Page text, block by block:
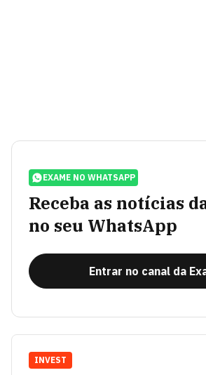
EXAME NO WHATSAPP
Receba as notícias
no seu WhatsApp
Entrar no canal da
INVEST